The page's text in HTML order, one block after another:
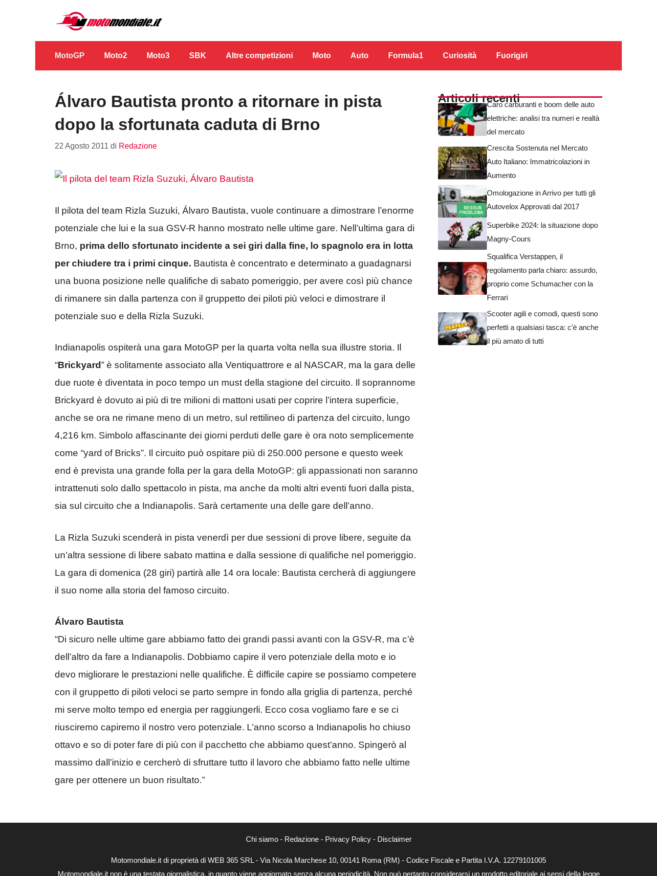
contenuto
MotoGP Moto2 Moto3 SBK Altre competizioni Moto Auto Formula1 Curiosità Fuorigiri
Álvaro Bautista pronto a ritornare in pista
dopo la sfortunata caduta di Brno
22 Agosto 2011 di Redazione
Il pilota del team Rizla Suzuki, Álvaro Bautista, vuole continuare a dimostrare l’enorme
potenziale che lui e la sua GSV-R hanno mostrato nelle ultime gare. Nell’ultima gara di
Brno, prima dello sfortunato incidente a sei giri dalla fine, lo spagnolo era in lotta
per chiudere tra i primi cinque. Bautista è concentrato e determinato a guadagnarsi
una buona posizione nelle qualifiche di sabato pomeriggio, per avere così più chance
di rimanere sin dalla partenza con il gruppetto dei piloti più veloci e dimostrare il
potenziale suo e della Rizla Suzuki.
Indianapolis ospiterà una gara MotoGP per la quarta volta nella sua illustre storia. Il
“Brickyard” è solitamente associato alla Ventiquattrore e al NASCAR, ma la gara delle
due ruote è diventata in poco tempo un must della stagione del circuito. Il soprannome
Brickyard è dovuto ai più di tre milioni di mattoni usati per coprire l’intera superficie,
anche se ora ne rimane meno di un metro, sul rettilineo di partenza del circuito, lungo
4,216 km. Simbolo affascinante dei giorni perduti delle gare è ora noto semplicemente
come “yard of Bricks”. Il circuito può ospitare più di 250.000 persone e questo week
end è prevista una grande folla per la gara della MotoGP: gli appassionati non saranno
intrattenuti solo dallo spettacolo in pista, ma anche da molti altri eventi fuori dalla pista,
sia sul circuito che a Indianapolis. Sarà certamente una delle gare dell’anno.
La Rizla Suzuki scenderà in pista venerdì per due sessioni di prove libere, seguite da
un’altra sessione di libere sabato mattina e dalla sessione di qualifiche nel pomeriggio.
La gara di domenica (28 giri) partirà alle 14 ora locale: Bautista cercherà di aggiungere
il suo nome alla storia del famoso circuito.
Álvaro Bautista
“Di sicuro nelle ultime gare abbiamo fatto dei grandi passi avanti con la GSV-R, ma c’è
dell’altro da fare a Indianapolis. Dobbiamo capire il vero potenziale della moto e io
devo migliorare le prestazioni nelle qualifiche. È difficile capire se possiamo competere
con il gruppetto di piloti veloci se parto sempre in fondo alla griglia di partenza, perché
mi serve molto tempo ed energia per raggiungerli. Ecco cosa vogliamo fare e se ci
riusciremo capiremo il nostro vero potenziale. L’anno scorso a Indianapolis ho chiuso
ottavo e so di poter fare di più con il pacchetto che abbiamo quest’anno. Spingerò al
massimo dall’inizio e cercherò di sfruttare tutto il lavoro che abbiamo fatto nelle ultime
gare per ottenere un buon risultato.”
Articoli recentiCaro carburanti e boom delle auto
elettriche: analisi tra numeri e realtà
del mercato
Crescita Sostenuta nel Mercato
Auto Italiano: Immatricolazioni in
Aumento
Omologazione in Arrivo per tutti gli
Autovelox Approvati dal 2017
Superbike 2024: la situazione dopo
Magny-Cours
Squalifica Verstappen, il
regolamento parla chiaro: assurdo,
proprio come Schumacher con la
Ferrari
Scooter agili e comodi, questi sono
perfetti a qualsiasi tasca: c’è anche
il più amato di tutti
Chi siamo- Redazione- Privacy Policy- Disclaimer
Motomondiale.it di proprietà di WEB 365 SRL - Via Nicola Marchese 10, 00141 Roma (RM) - Codice Fiscale e Partita I.V.A. 12279101005
Motomondiale.it non è una testata giornalistica, in quanto viene aggiornato senza alcuna periodicità. Non può pertanto considerarsi un prodotto editoriale ai sensi della legge